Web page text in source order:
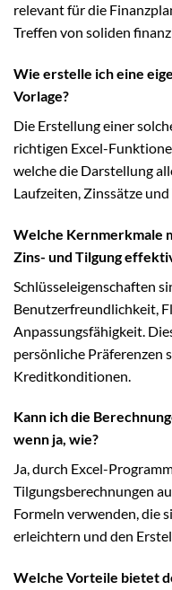
relevant für die
Treffen von soliden
Wie erstelle ich eine
Vorlage?
Die Erstellung einer
richtigen Excel-
welche die Darstellung
Laufzeiten, Zinssätze
Welche Kernmerkmale
Zins- und Tilgung
Schlüsseleigenschaften
Benutzerfreundlichkeit,
Anpassungsfähigkeit.
persönliche Präferenzen
Kreditkonditionen.
Kann ich die
wenn ja, wie?
Ja, durch Excel-
Tilgungsberechnungen
Formeln verwenden, die
erleichtern und den
Welche Vorteile bietet